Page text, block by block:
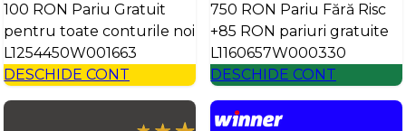
100 RON Pariu Gratuit
pentru toate conturile noi
L1254450W001663
DESCHIDE CONT
750 RON Pariu Fără Risc
+85 RON pariuri gratuite
L1160657W000330
DESCHIDE CONT